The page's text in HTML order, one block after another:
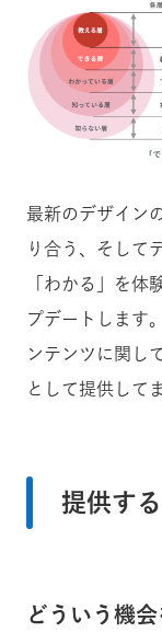
最新のデザイン
り合う、そして
「わかる」を体
プデートします
ンテンツに関し
として提供して
提供す
どういう機